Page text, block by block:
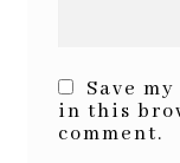
Save
in this
comment.